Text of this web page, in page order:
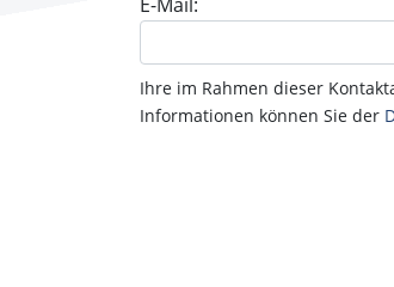
Ihre im Rahmen dieser
Informationen können Sie der